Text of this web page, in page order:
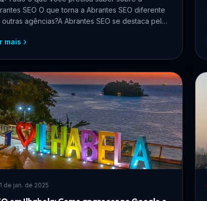
SEO O que torna a Abrantes SEO diferente
agências?A Abrantes SEO se destaca pela
mais
de jan. de 2025